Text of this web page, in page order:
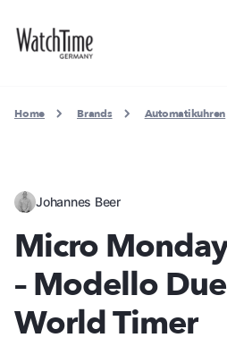
Home Brands Automatikuhren
Johannes Beer
Micro
– Modello
World Timer